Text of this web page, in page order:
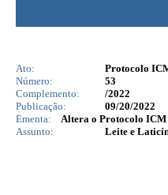
Ato:
Protocolo
Número:
53
Complemento:
/2022
Publicação:
09/20/2022
Ementa:
Altera o Protocolo ICM
Assunto:
Leite e